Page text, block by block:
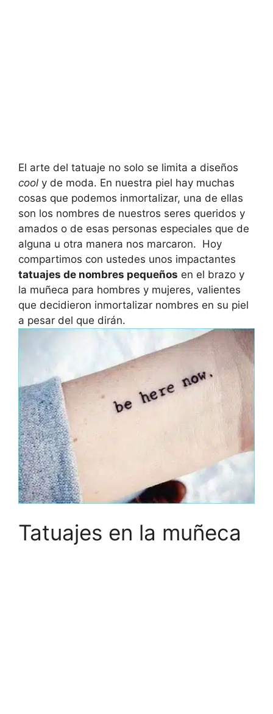
El arte del tatuaje no solo se limita a diseños
cool y de moda. En nuestra piel hay muchas
cosas que podemos inmortalizar, una de ellas
son los nombres de nuestros seres queridos y
amados o de esas personas especiales que de
alguna u otra manera nos marcaron. Hoy
compartimos con ustedes unos impactantes
tatuajes de nombres pequeños en el brazo y
la muñeca para hombres y mujeres, valientes
que decidieron inmortalizar nombres en su piel
a pesar del que dirán.
Tatuajes en la muñeca